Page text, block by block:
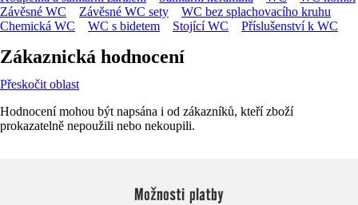
Závěsné WC
Závěsné WC sety
WC bez splachovacího kruhu
Chemická WC
WC s bidetem Stojící WC Příslušenství k WC
Zákaznická hodnocení
Přeskočit oblast
Hodnocení mohou být napsána i od zákazníků, kteří zboží
prokazatelně nepoužili nebo nekoupili.
Možnosti platby